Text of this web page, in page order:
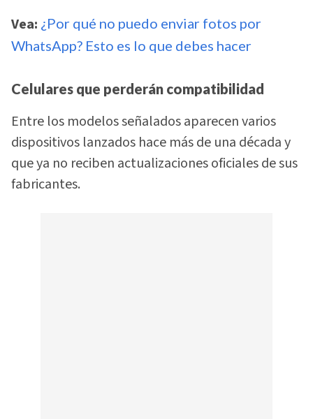
Vea: ¿Por qué no puedo enviar fotos por
WhatsApp? Esto es lo que debes hacer
Celulares que perderán compatibilidad
Entre los modelos señalados aparecen varios
dispositivos lanzados hace más de una década y
que ya no reciben actualizaciones oficiales de sus
fabricantes.